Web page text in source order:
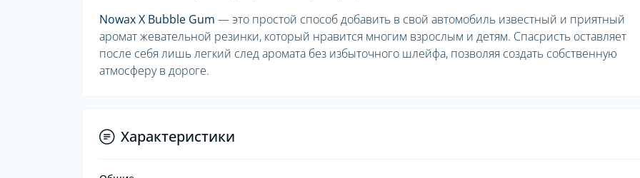
Nowax X Bubble Gum — это простой способ добавить в свой автомобиль известный и приятный
аромат жевательной резинки, который нравится многим взрослым и детям. Спасристь оставляет
после себя лишь легкий след аромата без избыточного шлейфа, позволяя создать собственную
атмосферу в дороге.
Характеристики